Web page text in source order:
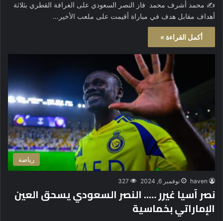
✍️ محمد أشرف محمد فاز النصر السعودي على الغرافة القطري بثلاثة
أهداف مقابل هدف في مباراة أقيمت على ملعب الأخير…
أكمل القراءة »
رياضة
haven نوفمبر 6, 2024 327
نصر آسيا غيرر ….. النصر السعودي يسحق العين
الإماراتي بخماسية